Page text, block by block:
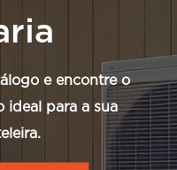
e encontre o
ideal para a sua